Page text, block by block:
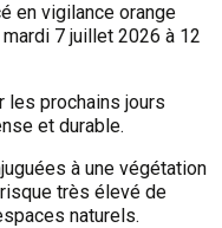
en vigilance orange
7 juillet 2026 à 12
prochains jours
et durable.
à une végétation
très élevé de
naturels.